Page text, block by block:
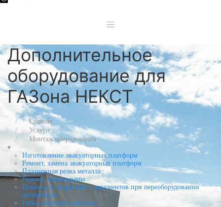
Дополнительное
оборудование для
ГАЗона НЕКСТ
Главная
Услуги
Монтаж оборудования
▾
Изготовление эвакуаторных платформ
Ремонт, замена эвакуаторных платформ
Плазменная резка металла
Ремонт, замена рамы
Помощь в оформлении документов при переоборудовании
автомобиля
Гибка листового металла